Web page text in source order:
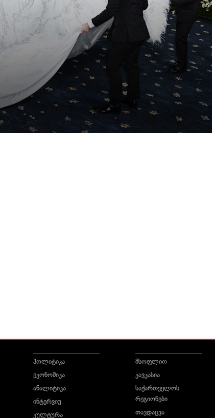
პოლიტიკა
ეკონომიკა
ანალიტიკა
ინტერვიუ
კულტურა
მსოფლიო
კავკასია
საქართველოს
რეგიონები
თავდაცვა